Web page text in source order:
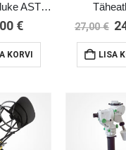
Punane tuluke ASTRO R-LITE
€
KORVI
27,00€
LISA